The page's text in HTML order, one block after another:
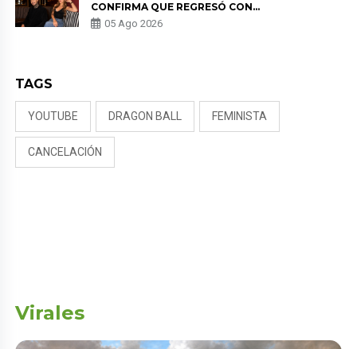
CONFIRMA QUE REGRESÓ CON
MILETT FIGUEROA: “EL AMOR
PUDO MÁS”
05 Ago 2026
TAGS
YOUTUBE DRAGON BALL FEMINISTA
CANCELACIÓN
Virales